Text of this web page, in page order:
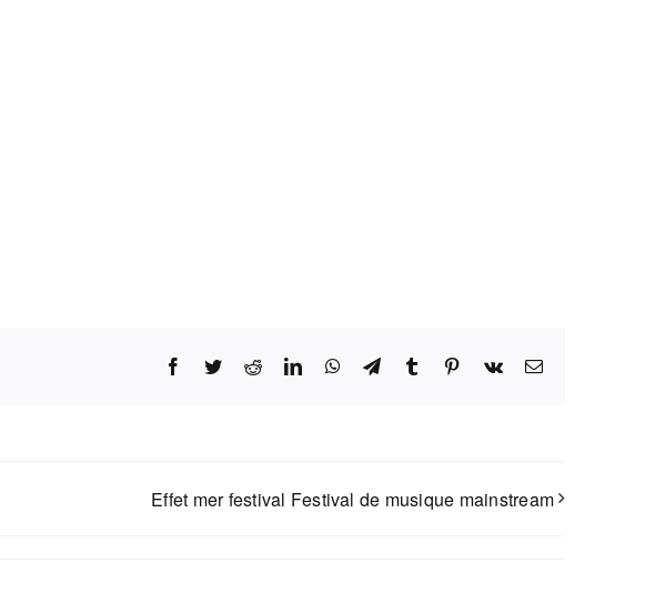
Facebook
TwitterRedditLinkedInWhatsApp
TelegramTumblr Pinterest
Vk Email
Effet mer festival Festival de musique mainstream